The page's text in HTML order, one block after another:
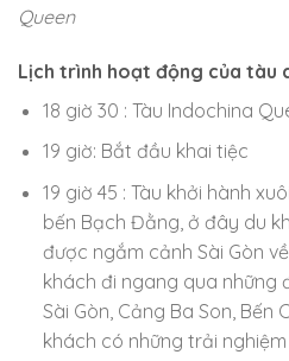
Queen
Lịch trình hoạt động của tàu
18 giờ 30 : Tàu Indochina
19 giờ: Bắt đầu khai tiệc
19 giờ 45 : Tàu khởi hành
bến Bạch Đằng, ở đây du
được ngắm cảnh Sài Gòn
khách đi ngang qua những
Sài Gòn, Cảng Ba Son, Bến
khách có những trải